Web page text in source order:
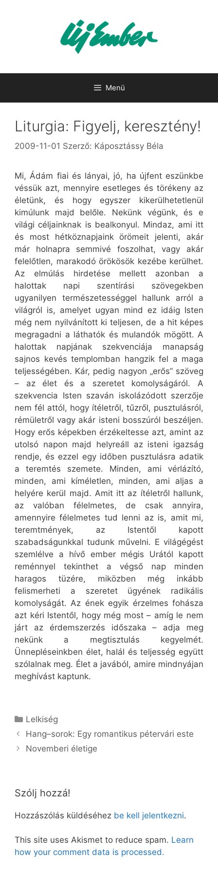
Menü
Liturgia: Figyelj, keresztény!
2009-11-01 Szerző: Káposztássy Béla
Mi, Ádám fiai és lányai, jó, ha újfent eszünkbe
véssük azt, mennyire esetleges és törékeny az
életünk, és hogy egyszer kikerülhetetlenül
kimúlunk majd belőle. Nekünk végünk, és e
világi céljainknak is bealkonyul. Mindaz, ami itt
és most hétköznapjaink örömeit jelenti, akár
már holnapra semmivé foszolhat, vagy akár
felelőtlen, marakodó örökösök kezébe kerülhet.
Az elmúlás hirdetése mellett azonban a
halottak napi szentírási szövegekben
ugyanilyen természetességgel hallunk arról a
világról is, amelyet ugyan mind ez idáig Isten
még nem nyilvánított ki teljesen, de a hit képes
megragadni a láthatók és mulandók mögött. A
halottak napjának szekvenciája manapság
sajnos kevés templomban hangzik fel a maga
teljességében. Kár, pedig nagyon „erős” szöveg
– az élet és a szeretet komolyságáról. A
szekvencia Isten szaván iskolázódott szerzője
nem fél attól, hogy ítéletről, tűzről, pusztulásról,
rémületről vagy akár isteni bosszúról beszéljen.
Hogy erős képekben érzékeltesse azt, amint az
utolsó napon majd helyreáll az isteni igazság
rendje, és ezzel egy időben pusztulásra adatik
a teremtés szemete. Minden, ami vérlázító,
minden, ami kíméletlen, minden, ami aljas a
helyére kerül majd. Amit itt az ítéletről hallunk,
az valóban félelmetes, de csak annyira,
amennyire félelmetes tud lenni az is, amit mi,
teremtmények, az Istentől kapott
szabadságunkkal tudunk művelni. E világégést
szemlélve a hívő ember mégis Urától kapott
reménnyel tekinthet a végső nap minden
haragos tüzére, miközben még inkább
felismerheti a szeretet ügyének radikális
komolyságát. Az ének egyik érzelmes fohásza
azt kéri Istentől, hogy még most – amíg le nem
járt az érdemszerzés időszaka – adja meg
nekünk a megtisztulás kegyelmét.
Ünnepléseinkben élet, halál és teljesség együtt
szólalnak meg. Élet a javából, amire mindnyájan
meghívást kaptunk.
Kategória
Lelkiség
Hang–sorok: Egy romantikus pétervári este
Novemberi életige
Szólj hozzá!
Hozzászólás küldéséhez be kell jelentkezni.
This site uses Akismet to reduce spam. Learn
how your comment data is processed.